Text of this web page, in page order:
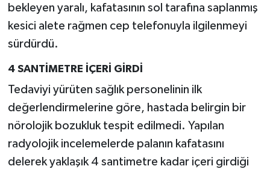
bekleyen yaralı, kafatasının sol tarafına saplanmış
kesici alete rağmen cep telefonuyla ilgilenmeyi
sürdürdü.
4 SANTİMETRE İÇERİ GİRDİ
Tedaviyi yürüten sağlık personelinin ilk
değerlendirmelerine göre, hastada belirgin bir
nörolojik bozukluk tespit edilmedi. Yapılan
radyolojik incelemelerde palanın kafatasını
delerek yaklaşık 4 santimetre kadar içeri girdiği